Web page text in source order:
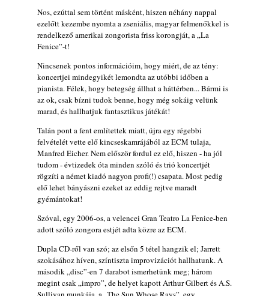
Kikkel beszéltem 2.0 – 5. rész: D
2026. augusztus 04.
Lemezek a hatvanas-hetvenes évekből - 84.
2026. augusztus 04.
10 éve halt meg lapunk főszerkesztő-
helyettese, Csányi Attila
2026. augusztus 04.
45 éve történt… Jazz-rock albumok 1981-
ből - Shakatak „Drivin’ Hard”
2026. augusztus 03.
Jazz a Márványteremben – Mizar (2008.
január 4.)
2026. augusztus 03.
Gondolataim - 2026 (XI. évfolyam - 8. rész)
2026. augusztus 02.
A 21. században meghalt magyar jazz
muzsikusok – 109. rész: (Dr.) Borissza Géza
2026. augusztus 02.
Exkluzív interjú Bóna Lászlóval
Nos, ezúttal sem történt másként, hiszen néhány nappal
ezelőtt kezembe nyomta a zseniális, magyar felmenőkkel is
rendelkező amerikai zongorista friss korongját, a „La
Fenice”-t!
Nincsenek pontos információim, hogy miért, de az tény:
koncertjei mindegyikét lemondta az utóbbi időben a
pianista. Félek, hogy betegség állhat a háttérben... Bármi is
az ok, csak bízni tudok benne, hogy még sokáig velünk
marad, és hallhatjuk fantasztikus játékát!
Talán pont a fent említettek miatt, újra egy régebbi
felvételét vette elő kincseskamrájából az ECM tulaja,
Manfred Eicher. Nem először fordul ez elő, hiszen - ha jól
tudom - évtizedek óta minden szóló és trió koncertjét
rögzíti a német kiadó nagyon profi(!) csapata. Most pedig
elő lehet bányászni ezeket az eddig rejtve maradt
gyémántokat!
Szóval, egy 2006-os, a velencei Gran Teatro La Fenice-ben
adott szóló zongora estjét adta közre az ECM.
Dupla CD-ről van szó; az elsőn 5 tétel hangzik el; Jarrett
szokásához híven, színtiszta improvizációt hallhatunk. A
második „disc”-en 7 darabot ismerhetünk meg; három
megint csak „impro”, de helyet kapott Arthur Gilbert és A.S.